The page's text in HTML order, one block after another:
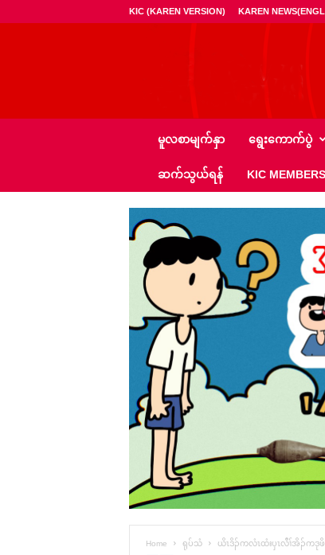
KIC (KAREN VERSION) KAREN
–
မူလစာမျက်နှာ ရွေး‌ကောက်ပွဲ
ဆက်သွယ်ရန် KIC
Home ရုပ်သံ ယိၤဒိၣ်ကလံၤထံးပှၤလီၢ်အိၣ်ကဒုဖိ